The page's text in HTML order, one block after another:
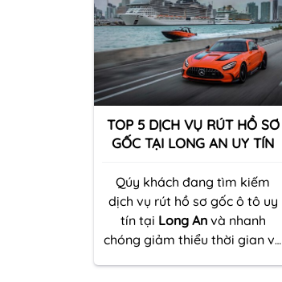
TOP 5 DỊCH VỤ RÚT HỒ SƠ
GỐC TẠI LONG AN UY TÍN
Qúy khách đang tìm kiếm
dịch vụ rút hồ sơ gốc ô tô uy
tín tại Long An và nhanh
chóng giảm thiểu thời gian và